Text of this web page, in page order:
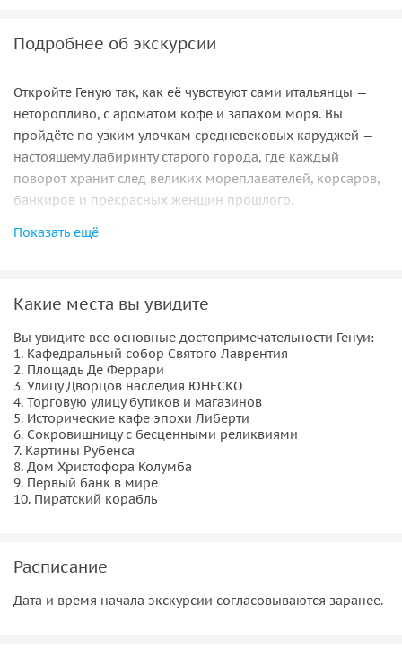
Подробнее об экскурсии
Откройте Геную так, как её чувствуют сами итальянцы —
неторопливо, с ароматом кофе и запахом моря. Вы
пройдёте по узким улочкам средневековых каруджей —
настоящему лабиринту старого города, где каждый
поворот хранит след великих мореплавателей, корсаров,
банкиров и прекрасных женщин прошлого.
Прогулка проходит в формате живой беседы: без спешки,
затем выйдем на широкую «золотую улицу» — главную
список ЮНЕСКО, поражают своим блеском. Вы увидите
сокровища католического мира, услышите истории о
дерзких приключениях и почувствуете вкус настоящей
жизни — с фокаччей, песто и лёгким шорохом истории
под ногами.
Показать ещё
Какие места вы увидите
Вы увидите все основные достопримечательности Генуи:
1. Кафедральный собор Святого Лаврентия
2. Площадь Де Феррари
3. Улицу Дворцов наследия ЮНЕСКО
4. Торговую улицу бутиков и магазинов
5. Исторические кафе эпохи Либерти
6. Сокровищницу с бесценными реликвиями
7. Картины Рубенса
8. Дом Христофора Колумба
9. Первый банк в мире
10. Пиратский корабль
Расписание
Дата и время начала экскурсии согласовываются заранее.